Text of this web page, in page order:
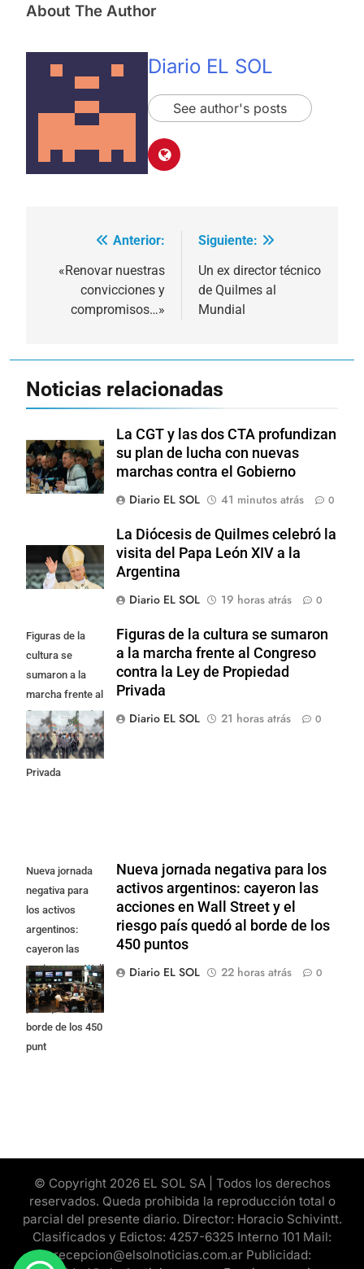
About The Author
Diario EL SOL
See author's posts
Navegación
de
entradas
Anterior:
«Renovar nuestras
convicciones y
compromisos…»
Siguiente:
Un ex director técnico
de Quilmes al
Mundial
Noticias relacionadas
La CGT y las dos CTA profundizan
su plan de lucha con nuevas
marchas contra el Gobierno
Diario EL SOL
41 minutos atrás 0
La Diócesis de Quilmes celebró la
visita del Papa León XIV a la
Argentina
Diario EL SOL
19 horas atrás 0
Figuras de la
cultura se
sumaron a la
marcha frente al
Congreso contra
la Ley de
Propiedad
Privada
Figuras de la cultura se sumaron
a la marcha frente al Congreso
contra la Ley de Propiedad
Privada
Diario EL SOL
21 horas atrás 0
Nueva jornada
negativa para
los activos
argentinos:
cayeron las
acciones en Wall
Street y el riesgo
país quedó al
borde de los 450
punt
Nueva jornada negativa para los
activos argentinos: cayeron las
acciones en Wall Street y el
riesgo país quedó al borde de los
450 puntos
Diario EL SOL
22 horas atrás 0
© Copyright 2026 EL SOL SA | Todos los derechos
reservados. Queda prohibida la reproducción total o
parcial del presente diario. Director: Horacio Schivintt.
Clasificados y Edictos: 4257-6325 Interno 101 Mail:
recepcion@elsolnoticias.com.ar Publicidad: